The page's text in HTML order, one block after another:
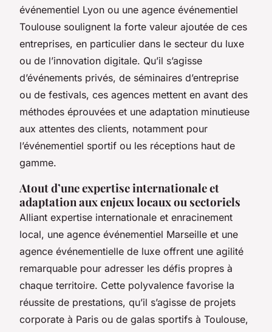
événementiel Lyon ou une agence événementiel
Toulouse soulignent la forte valeur ajoutée de ces
entreprises, en particulier dans le secteur du luxe
ou de l’innovation digitale. Qu’il s’agisse
d’événements privés, de séminaires d’entreprise
ou de festivals, ces agences mettent en avant des
méthodes éprouvées et une adaptation minutieuse
aux attentes des clients, notamment pour
l’événementiel sportif ou les réceptions haut de
gamme.
Atout d’une expertise internationale et
adaptation aux enjeux locaux ou sectoriels
Alliant expertise internationale et enracinement
local, une agence événementiel Marseille et une
agence événementielle de luxe offrent une agilité
remarquable pour adresser les défis propres à
chaque territoire. Cette polyvalence favorise la
réussite de prestations, qu’il s’agisse de projets
corporate à Paris ou de galas sportifs à Toulouse,